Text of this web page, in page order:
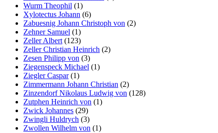
Wurm Theophil (1)
Xylotectus Johann (6)
Zabuesnig Johann Christoph von (2)
Zehner Samuel (1)
Zeller Albert(123)
Zeller Christian Heinrich (2)
Zesen Philipp von (3)
Ziegenspeck Michael (1)
Ziegler Caspar(1)
Zimmermann Johann Christian (2)
Zinzendorf Nikolaus Ludwig von (128)
Zutphen Heinrich von (1)
Zwick Johannes (29)
Zwingli Huldrych (3)
Zwollen Wilhelm von (1)